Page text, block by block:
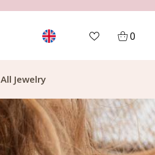
0
All Jewelry